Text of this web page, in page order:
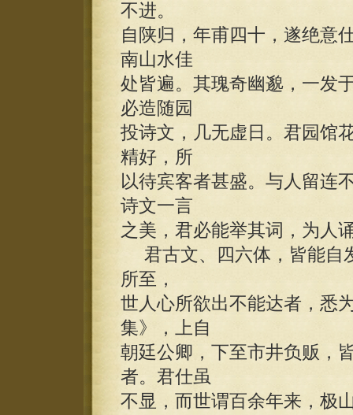
不进。
自陕归，年甫四十，遂绝意
南山水佳
处皆遍。其瑰奇幽邈，一发
必造随园
投诗文，几无虚日。君园馆
精好，所
以待宾客者甚盛。与人留连
诗文一言
之美，君必能举其词，为人
君古文、四六体，皆能自
所至，
世人心所欲出不能达者，悉
集》，上自
朝廷公卿，下至市井负贩，
者。君仕虽
不显，而世谓百余年来，极